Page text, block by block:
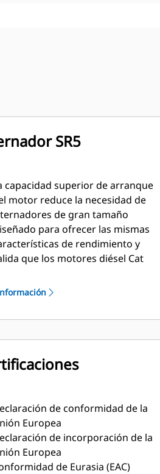
SR5
capacidad superior de arranque
motor reduce la necesidad de
de gran tamaño
para ofrecer las mismas
de rendimiento y
que los motores diésel Cat
de conformidad de la
Europea
de incorporación de la
Europea
de Eurasia (EAC)